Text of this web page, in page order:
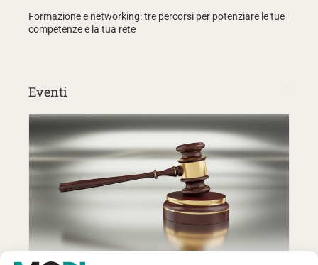
Formazione e networking: tre percorsi per potenziare le tue
competenze e la tua rete
Eventi